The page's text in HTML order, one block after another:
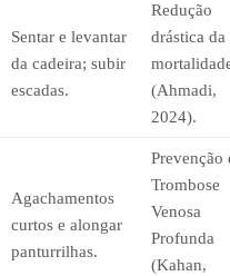
Sentar e levantar
da cadeira; subir
escadas.
Redução
drástica da
(Ahmadi,
2024).
Agachamentos
curtos e alongar
panturrilhas.
Prevenção
Trombose
Venosa
Profunda
(Kahan,